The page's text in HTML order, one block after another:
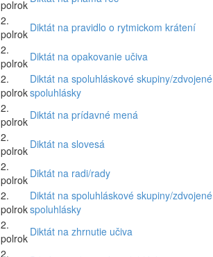
polrok
2.
polrok Diktát na pravidlo o rytmickom krátení
2.
polrok Diktát na opakovanie učiva
2.
polrok
Diktát na spoluhláskové skupiny/zdvojené
spoluhlásky
2.
polrok Diktát na prídavné mená
2.
polrok Diktát na slovesá
2.
polrok Diktát na radi/rady
2.
polrok
Diktát na spoluhláskové skupiny/zdvojené
spoluhlásky
2.
polrok Diktát na zhrnutie učiva
2.